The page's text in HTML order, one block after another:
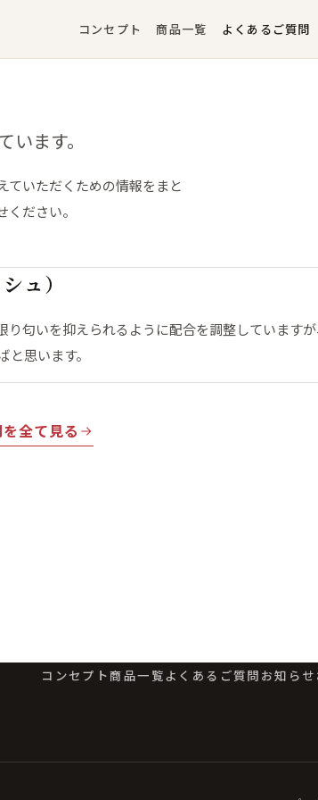
コンセプト 商品一覧 よくあるご質問
ます。
ていただくための情報をまと
ださい。
ュ）
匂いを抑えられるように配合を調整しています
思います。
全て見る
コンセプト商品一覧よくあるご質問 お知らせ